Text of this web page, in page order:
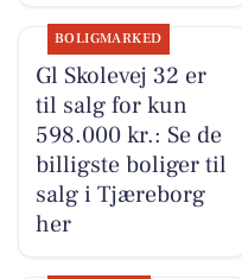
BOLIGMARKED
Gl Skolevej 32 er
til salg for kun
598.000 kr.: Se de
billigste boliger til
salg i Tjæreborg
her